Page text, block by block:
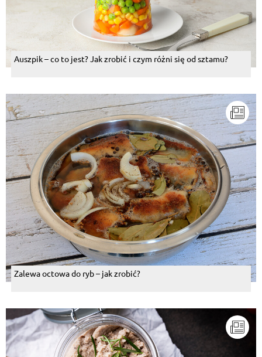
Auszpik – co to jest? Jak zrobić i czym różni się od sztamu?
Zalewa octowa do ryb – jak zrobić?